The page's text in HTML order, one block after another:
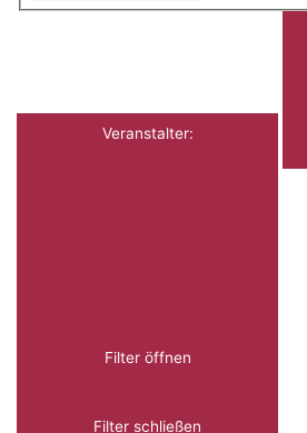
Veranstalter:
Filter öffnen
Filter schließen